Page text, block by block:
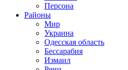
Персона
Районы
Мир
Украина
Одесская область
Бессарабия
Измаил